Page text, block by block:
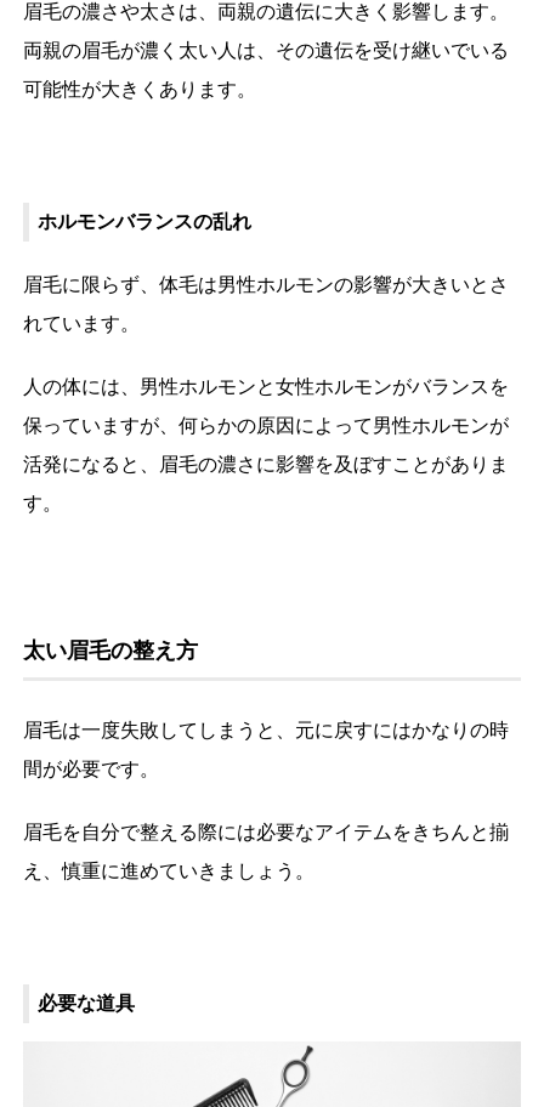
眉毛の濃さや太さは、両親の遺伝に大きく影響します。
両親の眉毛が濃く太い人は、その遺伝を受け継いでいる
可能性が大きくあります。
ホルモンバランスの乱れ
眉毛に限らず、体毛は男性ホルモンの影響が大きいとさ
れています。
人の体には、男性ホルモンと女性ホルモンがバランスを
保っていますが、何らかの原因によって男性ホルモンが
活発になると、眉毛の濃さに影響を及ぼすことがありま
す。
太い眉毛の整え方
眉毛は一度失敗してしまうと、元に戻すにはかなりの時
間が必要です。
眉毛を自分で整える際には必要なアイテムをきちんと揃
え、慎重に進めていきましょう。
必要な道具